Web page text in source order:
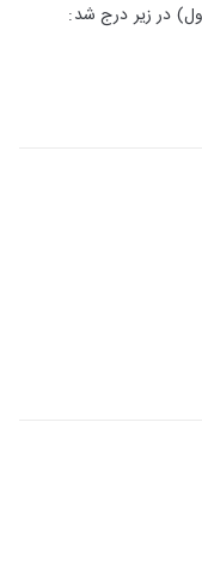
در زیر درج شد: